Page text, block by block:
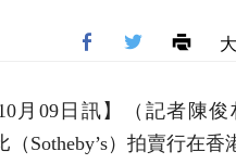
大
10月09日訊】（記者陳
（Sotheby’s）拍賣行在香